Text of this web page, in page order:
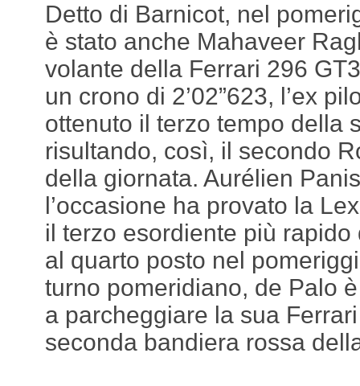
Detto di Barnicot, nel
è stato anche Mahaveer
volante della Ferrari 296
un crono di 2’02”623, l’ex
ottenuto il terzo tempo della
risultando, così, il secondo
della giornata. Aurélien
l’occasione ha provato la
il terzo esordiente più
al quarto posto nel
turno pomeridiano, de Palo
a parcheggiare la sua
seconda bandiera rossa